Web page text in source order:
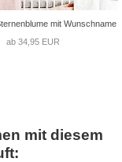
mit Wunschname
ab 34,95 EUR
mit diesem